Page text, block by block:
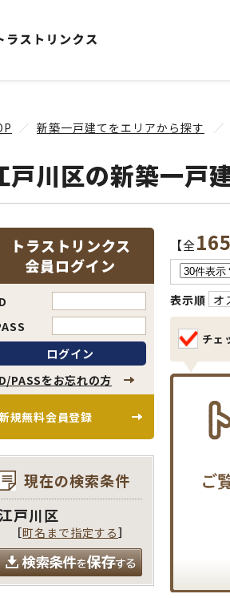
新築一戸建てをエリアから探す
戸川区の新築一戸
【全165
表示順 オ
チェ
トラストリンクス
会員ログイン
ログイン
PASSをお忘れの方
規無料会員登録
現在の検索条件
戸川区
［町名まで指定する］